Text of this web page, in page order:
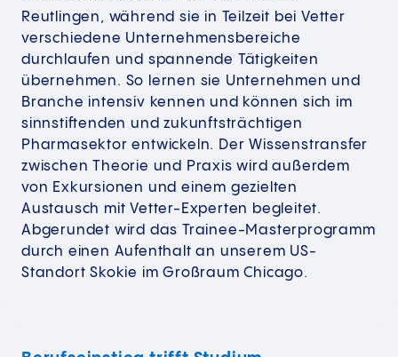
Reutlingen, während sie in Teilzeit bei Vetter
verschiedene Unternehmensbereiche
durchlaufen und spannende Tätigkeiten
übernehmen. So lernen sie Unternehmen und
Branche intensiv kennen und können sich im
sinnstiftenden und zukunftsträchtigen
Pharmasektor entwickeln. Der Wissenstransfer
zwischen Theorie und Praxis wird außerdem
von Exkursionen und einem gezielten
Austausch mit Vetter-Experten begleitet.
Abgerundet wird das Trainee-Masterprogramm
durch einen Aufenthalt an unserem US-
Standort Skokie im Großraum Chicago.